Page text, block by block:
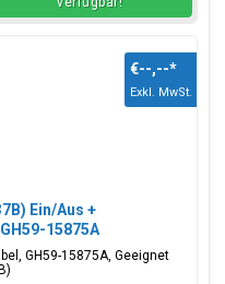
Ein/Aus +
15875A
GH59-15875A, Geeignet
€--,--*
Exkl. MwSt.